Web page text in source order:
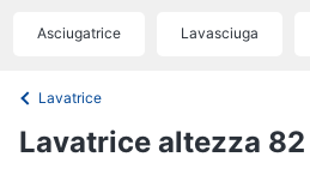
Cantinetta
Frigoriferi
Congelatore
a
stiroElettrodomestici in Cucina
industriali
Asciugatrice Lavasciuga
Lavatrice
Lavatrice altezza 82